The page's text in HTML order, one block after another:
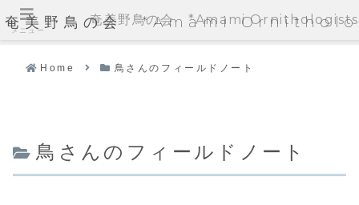
奄美野鳥の会 *Amami
Home 鳥さんのフィールドノート
鳥さんのフィールドノート
メニュー
奄美野鳥の会 *Amami